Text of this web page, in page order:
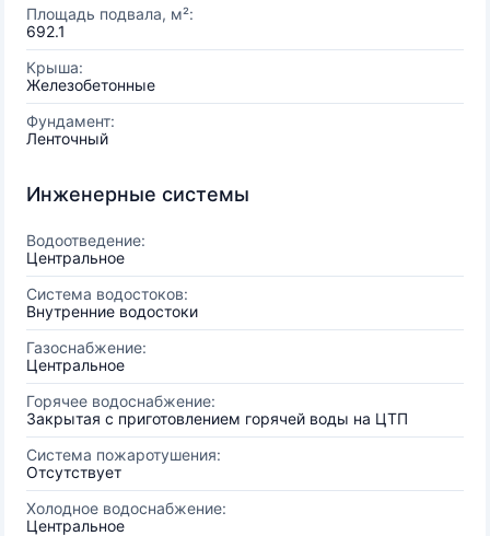
Площадь подвала, м²:
692.1
Крыша:
Железобетонные
Фундамент:
Ленточный
Инженерные системы
Водоотведение:
Центральное
Система водостоков:
Внутренние водостоки
Газоснабжение:
Центральное
Горячее водоснабжение:
Закрытая с приготовлением горячей воды на ЦТП
Система пожаротушения:
Отсутствует
Холодное водоснабжение:
Центральное